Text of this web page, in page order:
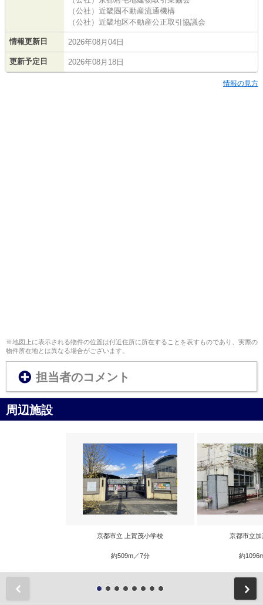
（公社）近畿圏不動産流通機構
（公社）近畿地区不動産公正取引協議会
情報更新日 2026年08月04日
更新予定日 2026年08月18日
情報の見方
※地図上に表示される物件の位置は付近住所に所在することを表すものであり、実際の
物件所在地とは異なる場合がございます。
担当者のコメント
周辺施設
京都市立 上賀茂小学校
約509m／7分
京都市立
約